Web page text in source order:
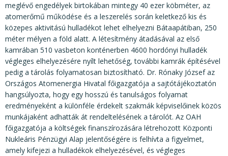
meglévő engedélyek birtokában mintegy 40 ezer köbméter, az
atomerőmű működése és a leszerelés során keletkező kis és
közepes aktivitású hulladékot lehet elhelyezni Bátaapátiban, 250
méter mélyen a föld alatt. A létesítmény átadásával az első
kamrában 510 vasbeton konténerben 4600 hordónyi hulladék
végleges elhelyezésére nyílt lehetőség, további kamrák építésével
pedig a tárolás folyamatosan biztosítható. Dr. Rónaky József az
Országos Atomenergia Hivatal főigazgatója a sajtótájékoztatón
hangsúlyozta, hogy egy hosszú és tanulságos folyamat
eredményeként a különféle érdekelt szakmák képviselőinek közös
munkájaként adhatták át rendeltelésének a tárolót. Az OAH
főigazgatója a költségek finanszírozására létrehozott Központi
Nukleáris Pénzügyi Alap jelentőségére is felhívta a figyelmet,
amely kifejezi a hulladékok elhelyezésével, és végleges